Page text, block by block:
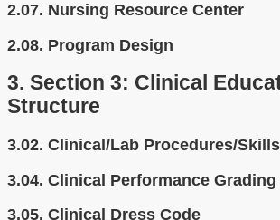
2.07. Nursing Resource Center
2.08. Program Design
3. Section 3: Clinical
Structure
3.02. Clinical/Lab Procedures/
3.04. Clinical Performance Grading
3.05. Clinical Dress Code